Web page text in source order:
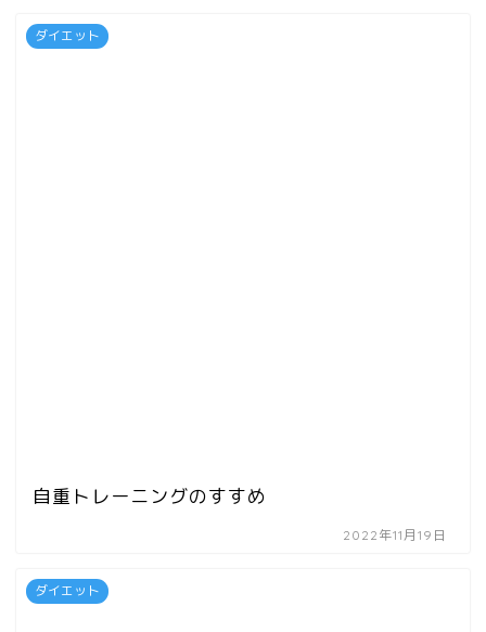
ダイエット
自重トレーニングのすすめ
2022年11月19日
ダイエット